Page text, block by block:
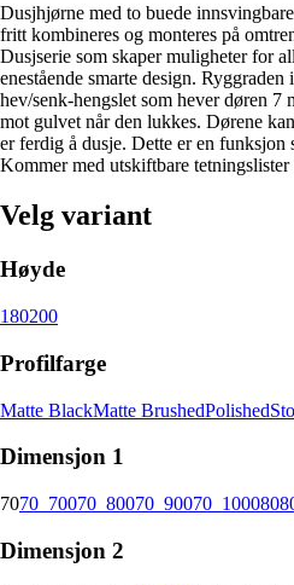
Dusjhjørne med to buede
fritt kombineres og monteres på
Dusjserie som skaper muligheter for
enestående smarte design.
hev/senk-hengslet som hever døren 7
mot gulvet når den lukkes. Dørene
er ferdig å dusje. Dette er en funksjon
Kommer med utskiftbare
Velg variant
Høyde
180200
Profilfarge
Matte BlackMatte BrushedPolished
Dimensjon 1
7070_70070_80070_90070_100080
Dimensjon 2